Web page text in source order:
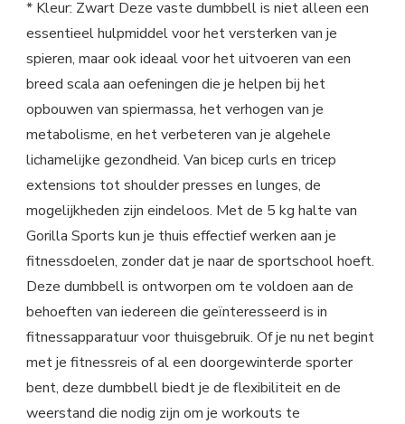
* Kleur: Zwart Deze vaste dumbbell is niet alleen een
essentieel hulpmiddel voor het versterken van je
spieren, maar ook ideaal voor het uitvoeren van een
breed scala aan oefeningen die je helpen bij het
opbouwen van spiermassa, het verhogen van je
metabolisme, en het verbeteren van je algehele
lichamelijke gezondheid. Van bicep curls en tricep
extensions tot shoulder presses en lunges, de
mogelijkheden zijn eindeloos. Met de 5 kg halte van
Gorilla Sports kun je thuis effectief werken aan je
fitnessdoelen, zonder dat je naar de sportschool hoeft.
Deze dumbbell is ontworpen om te voldoen aan de
behoeften van iedereen die geïnteresseerd is in
fitnessapparatuur voor thuisgebruik. Of je nu net begint
met je fitnessreis of al een doorgewinterde sporter
bent, deze dumbbell biedt je de flexibiliteit en de
weerstand die nodig zijn om je workouts te